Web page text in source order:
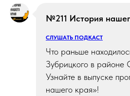
№211 История
СЛУШАТЬ ПОДКАСТ
Что раньше
Зубрицкого в районе
Узнайте в выпуске
нашего края»!